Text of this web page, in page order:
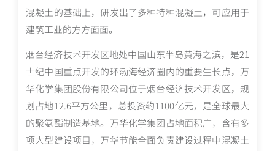
混凝土的基础上，研发出了多种特种混凝土，可应用于
建筑工业的方方面面。
烟台经济技术开发区地处中国山东半岛黄海之滨，是21
世纪中国重点开发的环渤海经济圈内的重要生长点，万
华化学集团股份有限公司位于烟台经济技术开发区，规
划占地12.6平方公里，总投资约1100亿元，是全球最大
的聚氨酯制造基地。万华化学集团占地面积广，含有多
项大型建设项目，万华节能全面负责建设过程中混凝土